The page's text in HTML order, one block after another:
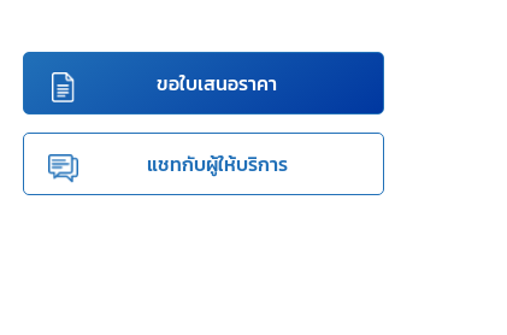
ขอใบเสนอราคา
แชทกับผู้ให้บริการ